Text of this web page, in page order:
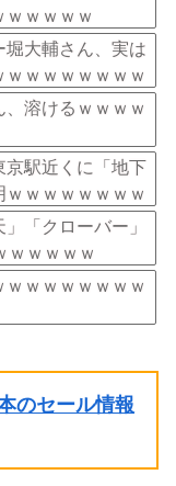
ｗｗｗｗｗ
堀大輔さん、実は
ｗｗｗｗｗｗｗ
、溶けるｗｗｗｗ
京駅近くに「地下
ｗｗｗｗｗｗｗ
「クローバー」
ｗｗｗｗｗ
ｗｗｗｗｗｗｗ
のセール情報